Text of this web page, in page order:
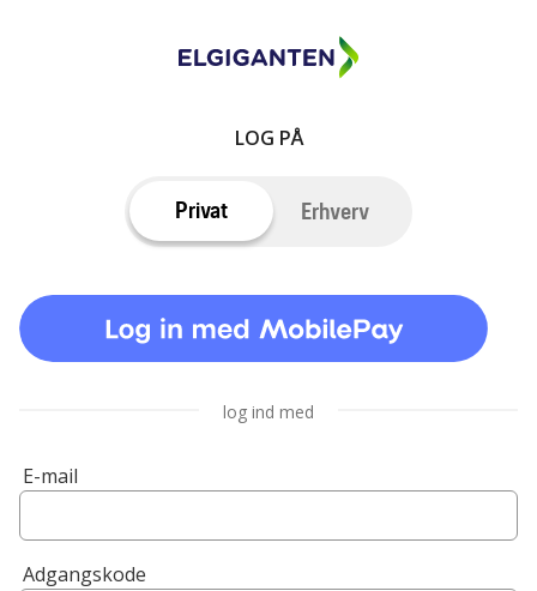
LOG PÅ
Privat Erhverv
log ind med
E-mail
Adgangskode